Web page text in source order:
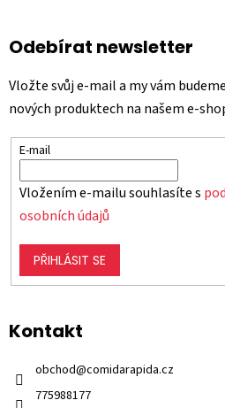
Odebírat newsletter
Vložte svůj e-mail a my vám
nových produktech na našem e-
E-mail
Vložením e-mailu souhlasíte s
osobních údajů
PŘIHLÁSIT SE
Kontakt
obchod@comidarapida.cz
775988177